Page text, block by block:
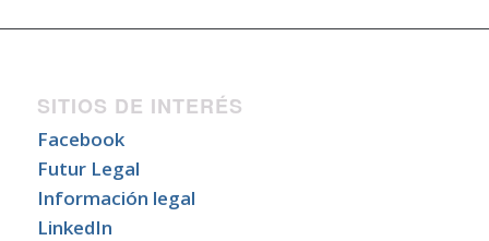
SITIOS DE INTERÉS
Facebook
Futur Legal
Información legal
LinkedIn